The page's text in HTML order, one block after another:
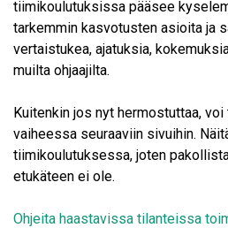
tiimikoulutuksissa pääsee
tarkemmin kasvotusten asioita ja
vertaistukea, ajatuksia,
muilta ohjaajilta.
Kuitenkin jos nyt hermostuttaa,
vaiheessa seuraaviin sivuihin.
tiimikoulutuksessa, joten
etukäteen ei ole.
Ohjeita haastavissa tilanteissa